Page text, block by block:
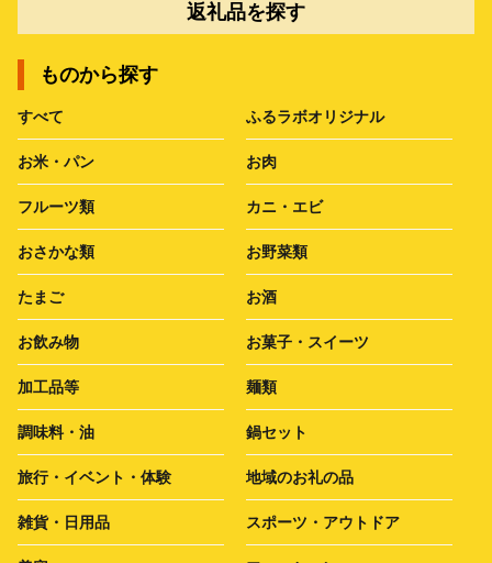
返礼品を探す
ものから探す
すべて ふるラボオリジナル
お米・パン お肉
フルーツ類 カニ・エビ
おさかな類 お野菜類
たまご お酒
お飲み物 お菓子・スイーツ
加工品等 麺類
調味料・油 鍋セット
旅行・イベント・体験 地域のお礼の品
雑貨・日用品 スポーツ・アウトドア